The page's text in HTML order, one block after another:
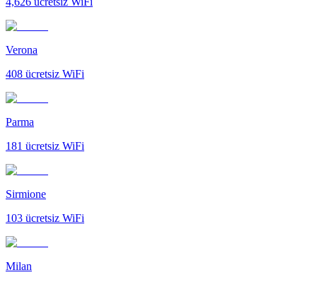
Verona
408 ücretsiz WiFi
Parma
181 ücretsiz WiFi
Sirmione
103 ücretsiz WiFi
Milan